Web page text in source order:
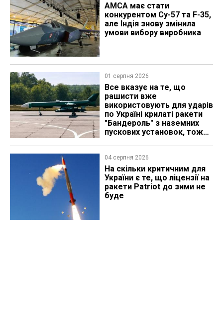
AMCA має стати
конкурентом Су-57 та F-35,
але Індія знову змінила
умови вибору виробника
01 серпня 2026
Все вказує на те, що
рашисти вже
використовують для ударів
по Україні крилаті ракети
"Бандероль" з наземних
пускових установок, тож
04 серпня 2026
На скільки критичним для
України є те, що ліцензії на
ракети Patriot до зими не
буде